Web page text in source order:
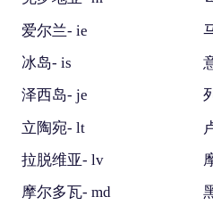
爱尔兰- ie
冰岛- is
泽西岛- je
立陶宛- lt
拉脱维亚- lv
摩尔多瓦- md